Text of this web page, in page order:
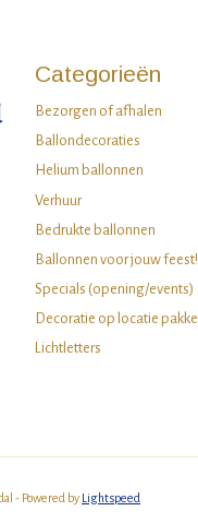
Categorieën
Bezorgen of afhalen
Ballondecoraties
Helium ballonnen
Verhuur
Bedrukte ballonnen
Ballonnen voor jouw feest!
Specials (opening/events)
Decoratie op locatie
Lichtletters
- Powered by Lightspeed